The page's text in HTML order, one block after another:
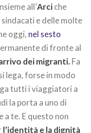
all’Arciche
sindacati e delle molte
oggi, nel sesto
di fronte al
dei migranti.Fa
lega, forse in modo
tutti i viaggiatori a
la porta a uno di
te. E questo non
l’identità e la dignità